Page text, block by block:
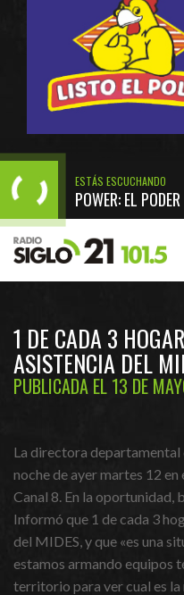
ESTÁS ESCUCHANDO
POWER: EL
1 DE CADA 3
ASISTENCIA DEL
PUBLICADA EL 13 DE
La directora
noche de ayer martes 12
Canal 8. En la oportunidad,
Informó que 1 de cada 3
del MIDES, y que «es una
estamos armando equipos
territorio para ver cual es